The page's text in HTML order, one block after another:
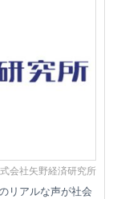
会社矢野経済研究所
リアルな声が社会